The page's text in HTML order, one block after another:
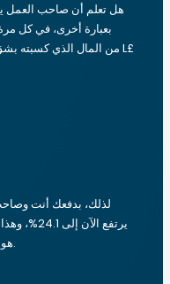
هل تعلم أن صاحب العمل
يرتفع
هو في الواقع 17.1% أعلى من ما بدا في البداية.